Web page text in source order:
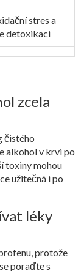
stres a
detoxikaci
zcela
čistého
alkohol v krvi po
toxiny mohou
užitečná i po
léky
protože
poraďte s